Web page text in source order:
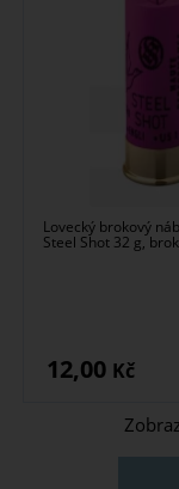
Lovecký brokový
Steel Shot 32 g,
12,00 Kč